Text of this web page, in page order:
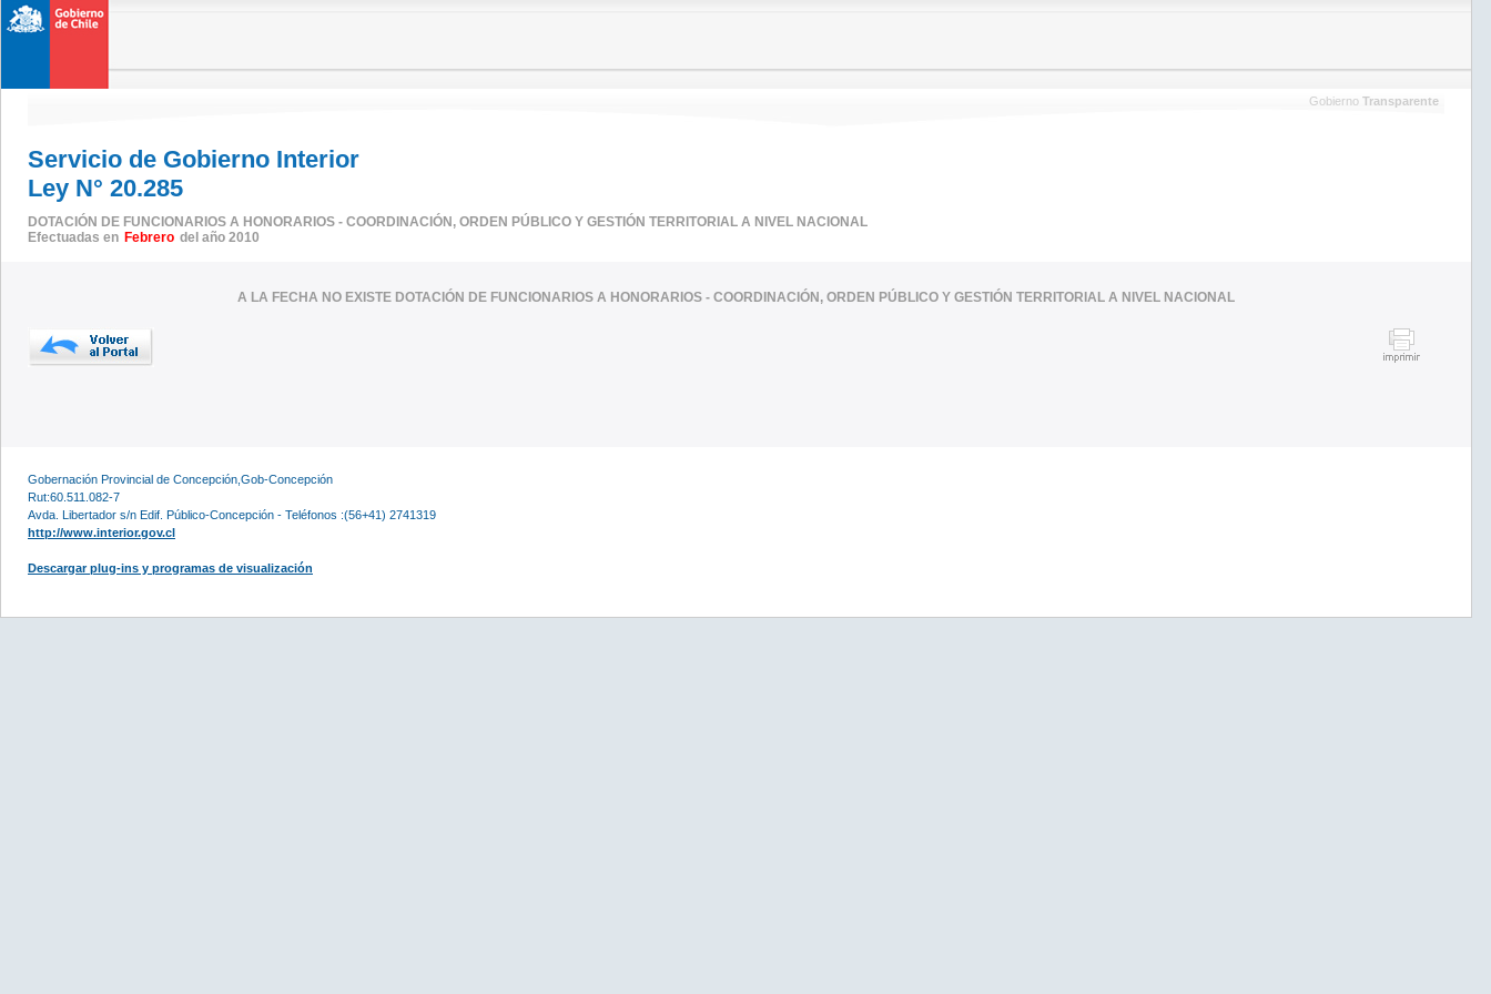
Gobierno Transparente
Servicio de Gobierno Interior
Ley N° 20.285
DOTACIÓN DE FUNCIONARIOS A HONORARIOS - COORDINACIÓN, ORDEN PÚBLICO Y GESTIÓN TERRITORIAL A NIVEL NACIONAL
Efectuadas en Febrero del año 2010
A LA FECHA NO EXISTE DOTACIÓN DE FUNCIONARIOS A HONORARIOS - COORDINACIÓN, ORDEN PÚBLICO Y GESTIÓN TERRITORIAL A NIVEL NACIONAL
Gobernación Provincial de Concepción,Gob-Concepción
Rut:60.511.082-7
Avda. Libertador s/n Edif. Público-Concepción - Teléfonos :(56+41) 2741319
http://www.interior.gov.cl
Descargar plug-ins y programas de visualización